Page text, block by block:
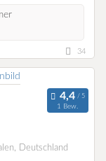
34
1 Bew.
Deutschland